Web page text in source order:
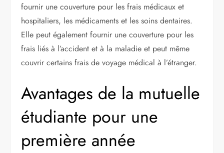
fournir une couverture pour les frais médicaux et
hospitaliers, les médicaments et les soins dentaires.
Elle peut également fournir une couverture pour les
frais liés à l’accident et à la maladie et peut même
couvrir certains frais de voyage médical à l’étranger.
Avantages de la mutuelle
étudiante pour une
première année